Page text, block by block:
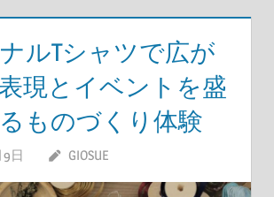
ルTシャツで広が
現とイベントを盛
ものづくり体験
9日 GIOSUE